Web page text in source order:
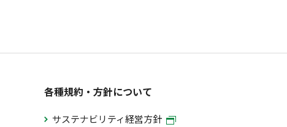
各種規約・方針について
サステナビリティ経営方針